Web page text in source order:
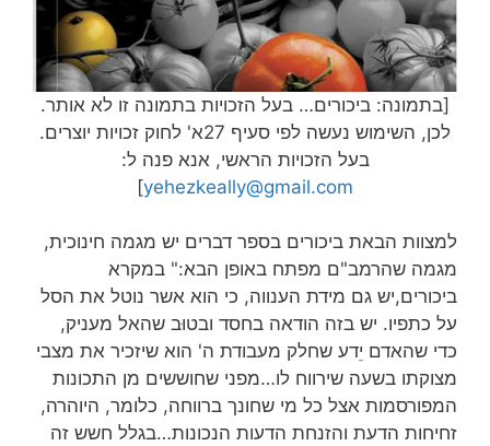
[בתמונה: ביכורים… בעל הזכויות בתמונה זו לא אותר.
לכן, השימוש נעשה לפי סעיף 27א' לחוק זכויות יוצרים.
בעל הזכויות הראשי, אנא פנה ל:
yehezkeally@gmail.com
]
למצוות הבאת ביכורים בספר דברים יש מגמה חינוכית,
מגמה שהרמב"ם מפתח באופן הבא:" במקרא
ביכורים,יש גם מידת הענווה, כי הוא אשר נוטל את הסל
על כתפיו. יש בזה הודאה בחסד ובטוּב שהאל מעניק,
כדי שהאדם יֵדע שחלק מעבודת ה' הוא שיזכיר את מצבי
מצוקתו בשעה שירווח לו…מפני שחוששים מן התכונות
המפורסמות אצל כל מי שחונך ברווחה, כלומר, היוהרה,
זחיחות הדעת והזנחת הדעות הנכונות…בגלל חשש זה